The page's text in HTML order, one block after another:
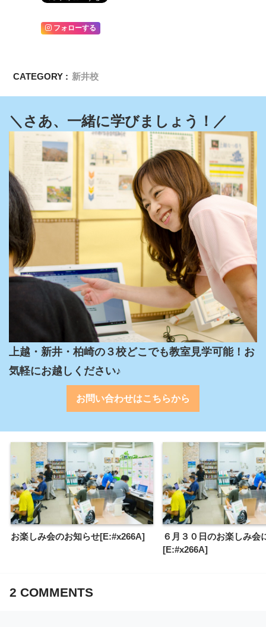
フォローする
CATEGORY : 新井校
＼さあ、一緒に学びましょう！／
上越・新井・柏崎の３校どこでも教室見学可能！お
気軽にお越しください♪
お問い合わせはこちらから
お楽しみ会のお知らせ[E:#x266A]
６月３０日のお楽しみ会
[E:#x266A]
2 COMMENTS